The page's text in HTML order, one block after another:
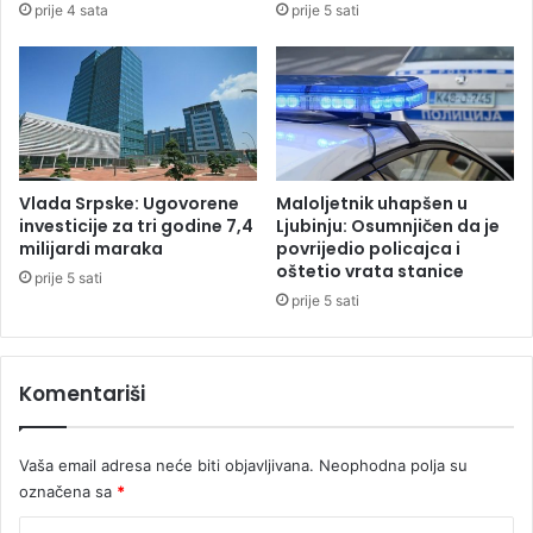
g
b
k
a
d
e
p
r
e
z
G
d
i
š
o
d
r
a
l
i
š
t
a
a
k
o
j
prije 4 sata prije 5 sati
Vlada Srpske: Ugovorene
investicije za tri godine 7,4
milijardi maraka
prije 5 sati
Maloljetnik uhapšen u
Ljubinju: Osumnjičen da je
povrijedio policajca i
oštetio vrata stanice
prije 5 sati
Komentariši
Vaša email adresa neće biti objavljivana. Neophodna polja su
označena sa *